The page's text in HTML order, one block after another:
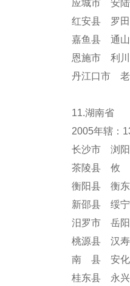
应城市 安
红安县 罗
嘉鱼县 通
恩施市 利
丹江口市
11.湖南省
2005年辖：
长沙市 浏
茶陵县 攸
衡阳县 衡
新邵县 绥
汨罗市 岳
桃源县 汉
南 县 安化
桂东县 永